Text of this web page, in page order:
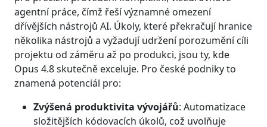
agentní práce, čímž řeší významné omezení
dřívějších nástrojů AI. Úkoly, které překračují hranice
několika nástrojů a vyžadují udržení porozumění cíli
projektu od záměru až po produkci, jsou ty, kde
Opus 4.8 skutečně exceluje. Pro české podniky to
znamená potenciál pro:
Zvýšená produktivita vývojářů: Automatizace
složitějších kódovacích úkolů, což uvolňuje